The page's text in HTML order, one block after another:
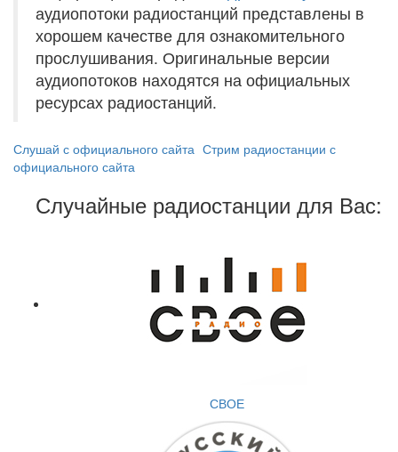
аудиопотоки радиостанций представлены в
хорошем качестве для ознакомительного
прослушивания. Оригинальные версии
аудиопотоков находятся на официальных
ресурсах радиостанций.
Слушай с официального сайта Стрим радиостанции с
официального сайта
Случайные радиостанции для Вас:
СВОЕ